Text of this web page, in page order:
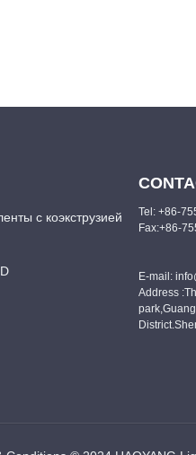
с коэкструзией
Tel: +86-
Fax:+86-
E-mail:
Address